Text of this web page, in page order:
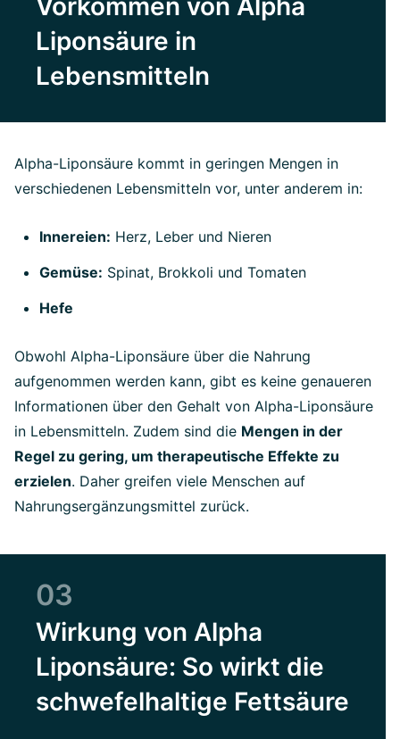
Vorkommen von Alpha
Liponsäure in
Lebensmitteln
Alpha-Liponsäure kommt in geringen Mengen in
verschiedenen Lebensmitteln vor, unter anderem in:
Innereien: Herz, Leber und Nieren
Gemüse: Spinat, Brokkoli und Tomaten
Hefe
Obwohl Alpha-Liponsäure über die Nahrung
aufgenommen werden kann, gibt es keine genaueren
Informationen über den Gehalt von Alpha-Liponsäure
in Lebensmitteln. Zudem sind die Mengen in der
Regel zu gering, um therapeutische Effekte zu
erzielen. Daher greifen viele Menschen auf
Nahrungsergänzungsmittel zurück.
03
Wirkung von Alpha
Liponsäure: So wirkt die
schwefelhaltige Fettsäure